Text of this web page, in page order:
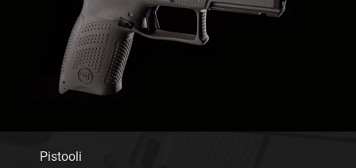
Pistooli